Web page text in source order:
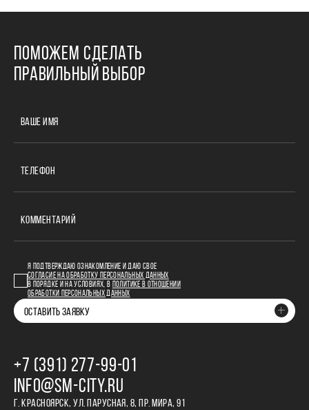
ПОМОЖЕМ СДЕЛАТЬ
ПРАВИЛЬНЫЙ ВЫБОР
ВАШЕ ИМЯ
ТЕЛЕФОН
КОММЕНТАРИЙ
Я ПОДТВЕРЖДАЮ ОЗНАКОМЛЕНИЕ И ДАЮ СВОЕ
СОГЛАСИЕ НА ОБРАБОТКУ ПЕРСОНАЛЬНЫХ ДАННЫХ
В ПОРЯДКЕ И НА УСЛОВИЯХ, В
ПОЛИТИКЕ В ОТНОШЕНИИ
ОБРАБОТКИ ПЕРСОНАЛЬНЫХ ДАННЫХ
ОСТАВИТЬ ЗАЯВКУ
+7 (391) 277‒99‒01
INFO@SM-CITY.RU
Г. КРАСНОЯРСК, УЛ. ПАРУСНАЯ, 8, ПР. МИРА, 91